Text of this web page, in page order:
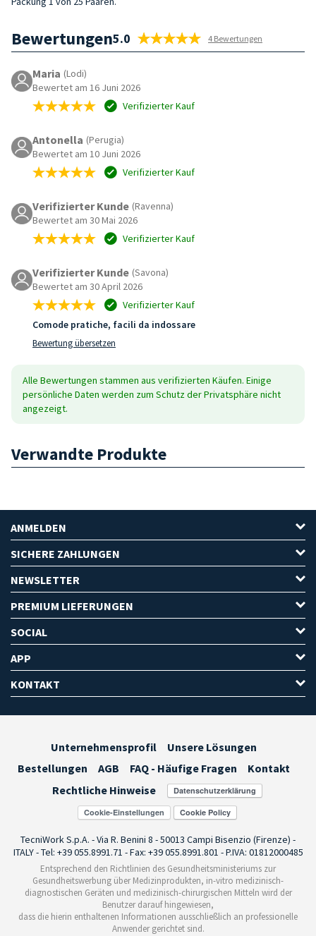
Bewertungen5.0 4 Bewertungen
Maria (Lodi)
Bewertet am 16 Juni 2026
Verifizierter Kauf
Antonella (Perugia)
Bewertet am 10 Juni 2026
Verifizierter Kauf
Verifizierter Kunde (Ravenna)
Bewertet am 30 Mai 2026
Verifizierter Kauf
Verifizierter Kunde (Savona)
Bewertet am 30 April 2026
Verifizierter Kauf
Comode pratiche, facili da indossare
Bewertung übersetzen
Alle Bewertungen stammen aus verifizierten Käufen. Einige
persönliche Daten werden zum Schutz der Privatsphäre nicht
angezeigt.
Verwandte Produkte
ANMELDEN
SICHERE ZAHLUNGEN
NEWSLETTER
PREMIUM LIEFERUNGEN
SOCIAL
APP
KONTAKT
Unternehmensprofil
Unsere Lösungen
Bestellungen
AGB FAQ - Häufige Fragen
Kontakt
Rechtliche Hinweise
Cookie-Einstellungen
TecniWork S.p.A. - Via R. Benini 8 - 50013 Campi Bisenzio (Firenze) -
ITALY - Tel: +39 055.8991.71 - Fax: +39 055.8991.801 - P.IVA: 01812000485
Entsprechend den Richtlinien des Gesundheitsministeriums zur
Gesundheitswerbung über Medizinprodukten, in-vitro medizinisch-
diagnostischen Geräten und medizinisch-chirurgischen Mitteln wird der
Benutzer darauf hingewiesen,
dass die hierin enthaltenen Informationen ausschließlich an professionelle
Anwender gerichtet sind.